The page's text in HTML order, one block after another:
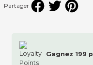
Partager
Gagnez 199